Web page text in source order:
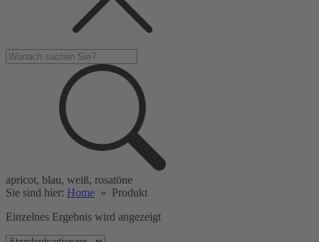
apricot, blau, weiß, rosatöne
Sie sind hier: Home » Produkt
Einzelnes Ergebnis wird angezeigt